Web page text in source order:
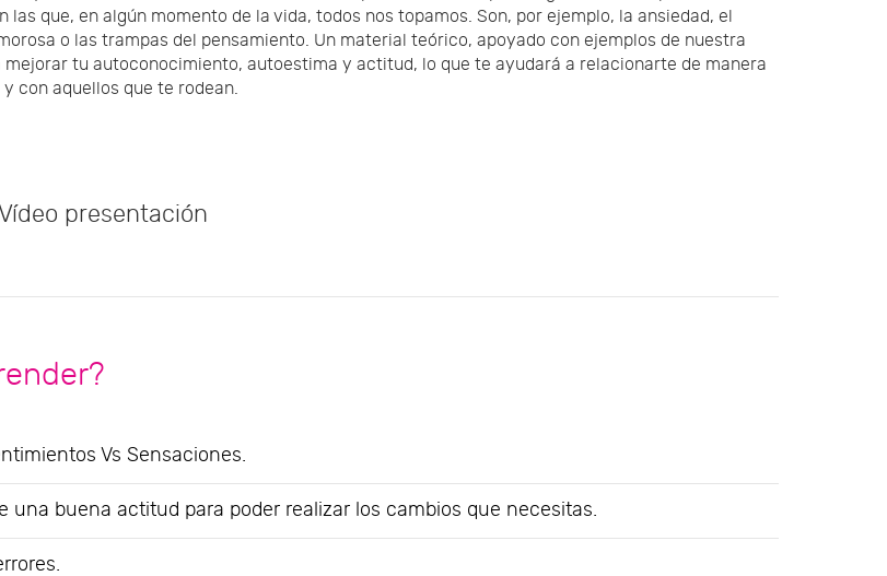
las que, en algún momento de la vida, todos nos topamos. Son, por ejemplo, la ansiedad, el
o las trampas del pensamiento. Un material teórico, apoyado con ejemplos de nuestra
tu autoconocimiento, autoestima y actitud, lo que te ayudará a relacionarte de manera
con aquellos que te rodean.
Vídeo presentación
Vs Sensaciones.
una buena actitud para poder realizar los cambios que necesitas.